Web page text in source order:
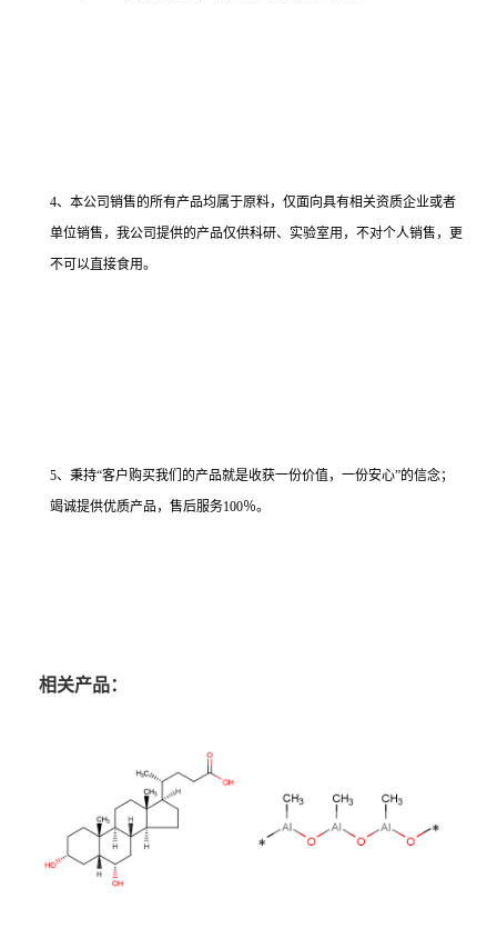
4、本公司销售的所有产品均属于原料，仅面向具有相关资质企业或者
单位销售，我公司提供的产品仅供科研、实验室用，不对个人销售，更
不可以直接食用。
5、秉持“客户购买我们的产品就是收获一份价值，一份安心”的信念；
竭诚提供优质产品，售后服务100％。
相关产品：